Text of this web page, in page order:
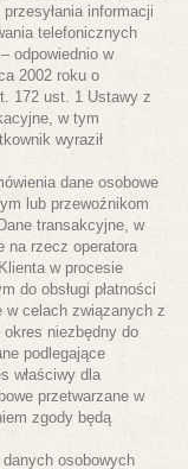
informacji
telefonicznych
odpowiednio w
2002 roku o
172 ust. 1 Ustawy z
w tym
wyraził
dane osobowe
lub przewoźnikom
transakcyjne, w
na rzecz operatora
w procesie
do obsługi płatności
w celach związanych z
niezbędny do
podlegające
właściwy dla
przetwarzane w
zgody będą
osobowych